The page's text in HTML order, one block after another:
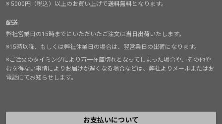
※ 5000円（税込）以上のお買い上げで送料無料となります。
配送
弊社営業日の15時までにいただいたご注文は当日出荷いたします。
※15時以降、もしくは弊社休業日の場合は、翌営業日の出荷になります。
※ご注文のタイミングにより万一在庫切れとなってしまった場合や、その他や
むを得ない事情によりお届けが遅くなる場合などは、弊社よりメールまたはお
電話にてお知らせします。
お支払いについて